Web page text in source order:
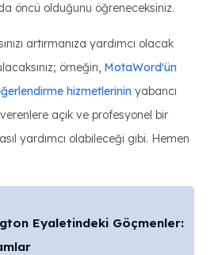
öncü olduğunu öğreneceksiniz.
artırmanıza yardımcı olacak
örneğin, MotaWord'ün
hizmetlerinin yabancı
açık ve profesyonel bir
yardımcı olabileceği gibi. Hemen
Eyaletindeki Göçmenler: